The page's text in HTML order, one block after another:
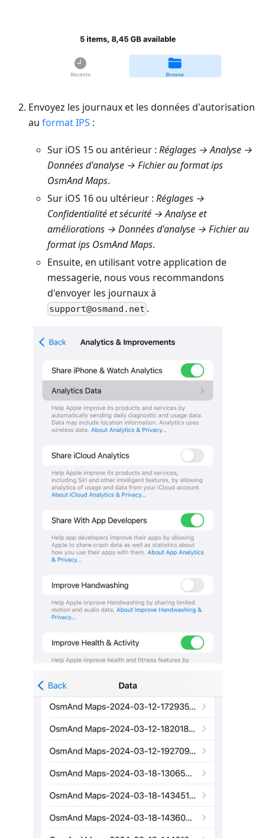
Envoyez les journaux et les données d'autorisation
au format IPS :
Sur iOS 15 ou antérieur : Réglages → Analyse →
Données d'analyse → Fichier au format ips
OsmAnd Maps.
Sur iOS 16 ou ultérieur : Réglages →
Confidentialité et sécurité → Analyse et
améliorations → Données d'analyse → Fichier au
format ips OsmAnd Maps.
Ensuite, en utilisant votre application de
messagerie, nous vous recommandons
d'envoyer les journaux à
support@osmand.net .